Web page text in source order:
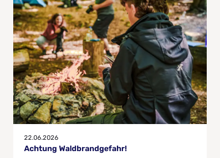
22.06.2026
Achtung Waldbrandgefahr!